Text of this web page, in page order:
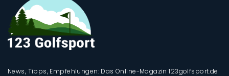
News, Tipps, Empfehlungen: Das Online-Magazin 123golfsport.de